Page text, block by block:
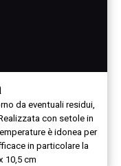
da eventuali residui,
con setole in
è idonea per
in particolare la
10,5 cm